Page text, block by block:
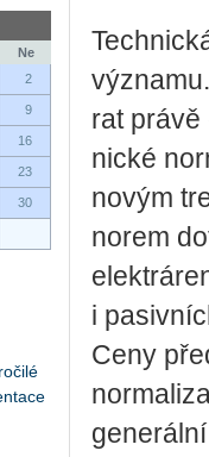
Ne
2
9
16
23
30
rat
nic­ké
novým
norem
i
Ceny